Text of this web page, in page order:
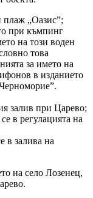
плаж „Оазис”;
при къмпинг
на този воден
това
за името на
в изданието
залив при Царево;
в регулацията на
в залива на
на село Лозенец,